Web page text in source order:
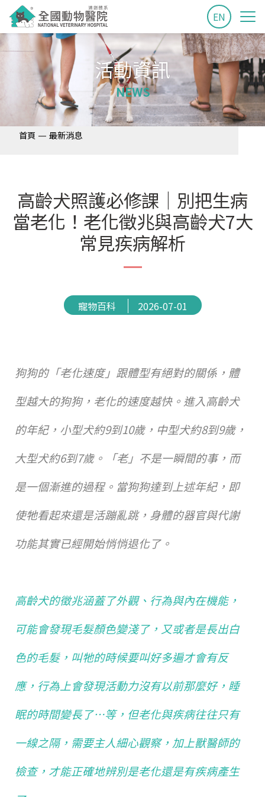
EN
活動資訊
NEWS
首頁 — 最新消息
高齡犬照護必修課｜別把生病
當老化！老化徵兆與高齡犬7大
常見疾病解析
寵物百科 2026-07-01
狗狗的「老化速度」跟體型有絕對的關係，體
型越大的狗狗，老化的速度越快。進入高齡犬
的年紀，小型犬約9到10歲，中型犬約8到9歲，
大型犬約6到7歲。「老」不是一瞬間的事，而
是一個漸進的過程。當狗狗達到上述年紀，即
使牠看起來還是活蹦亂跳，身體的器官與代謝
功能其實已經開始悄悄退化了。
高齡犬的徵兆涵蓋了外觀、行為與內在機能，
可能會發現毛髮顏色變淺了，又或者是長出白
色的毛髮，叫牠的時候要叫好多遍才會有反
應，行為上會發現活動力沒有以前那麼好，睡
眠的時間變長了…等，但老化與疾病往往只有
一線之隔，需要主人細心觀察，加上獸醫師的
檢查，才能正確地辨別是老化還是有疾病產生